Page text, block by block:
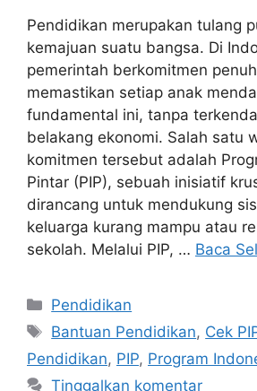
Pendidikan merupakan tulang
kemajuan suatu bangsa. Di
pemerintah berkomitmen
memastikan setiap anak
fundamental ini, tanpa
belakang ekonomi. Salah satu
komitmen tersebut adalah
Pintar (PIP), sebuah inisiatif
dirancang untuk mendukung
keluarga kurang mampu atau
sekolah. Melalui PIP, … Baca
Kategori
Pendidikan
Tag
Bantuan Pendidikan, Cek
Pendidikan, PIP, Program
Tinggalkan komentar